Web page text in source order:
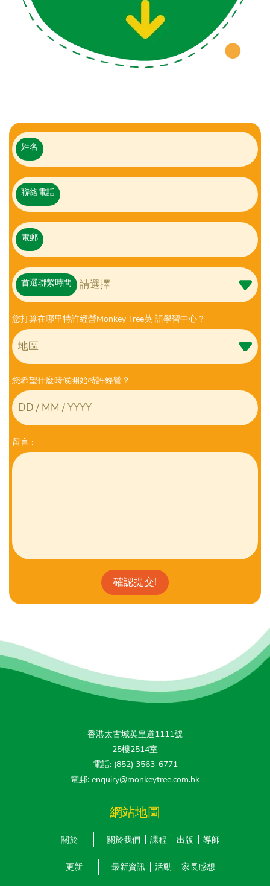
姓名
聯絡電話
電郵
首選聯繫時間
您打算在哪里特許經營Monkey Tree英 語學習中心？
您希望什麼時候開始特許經營？
留⾔ :
確認提交!
香港太古城英皇道1111號
25樓2514室
電話: (852) 3563-6771
電郵: enquiry@monkeytree.com.hk
網站地圖
關於 關於我們 課程 出版 導師
更新 最新資訊 活動 家長感想